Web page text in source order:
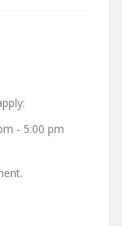
- 5:00 pm